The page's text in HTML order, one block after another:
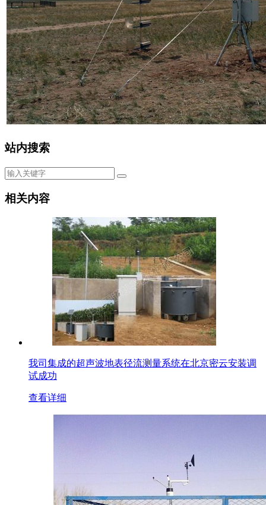
站内搜索
相关内容
我司集成的超声波地表径流测量系统在北京密云安装调
试成功
查看详细